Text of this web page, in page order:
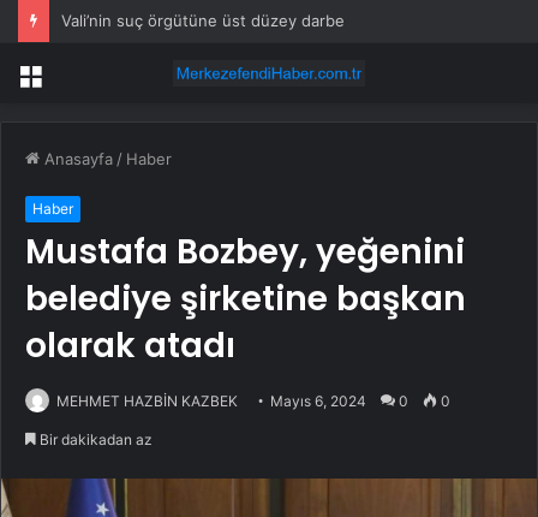
Vali’nin suç örgütüne üst düzey darbe
Menü
Anasayfa / Haber
Haber
Mustafa Bozbey, yeğenini
belediye şirketine başkan
olarak atadı
MEHMET HAZBİN KAZBEK Mayıs 6, 2024 0 0
Bir dakikadan az